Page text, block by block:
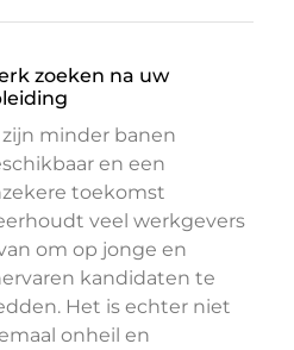
zoeken na uw
zijn minder banen
en een
toekomst
veel werkgevers
om op jonge en
kandidaten te
Het is echter niet
onheil en